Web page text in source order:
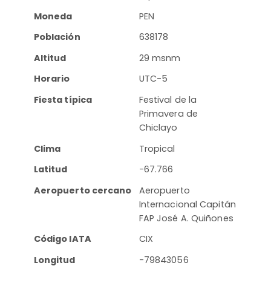
Moneda
PEN
Población
638178
Altitud
29 msnm
Horario
UTC-5
Fiesta típica
Festival de la
Primavera de
Chiclayo
Clima
Tropical
Latitud
-67.766
Aeropuerto cercano
Aeropuerto
Internacional Capitán
FAP José A. Quiñones
Código IATA
CIX
Longitud
-79843056